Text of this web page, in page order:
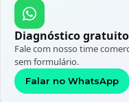
Diagnóstico gratuito
Fale com nosso time
sem formulário.
Falar no WhatsApp